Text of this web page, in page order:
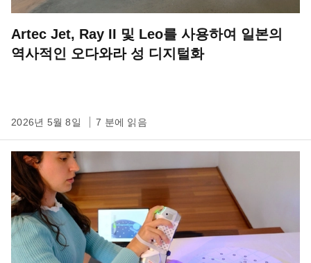
Artec Jet, Ray II 및 Leo를 사용하여 일본의
역사적인 오다와라 성 디지털화
2026년 5월 8일 7 분에 읽음